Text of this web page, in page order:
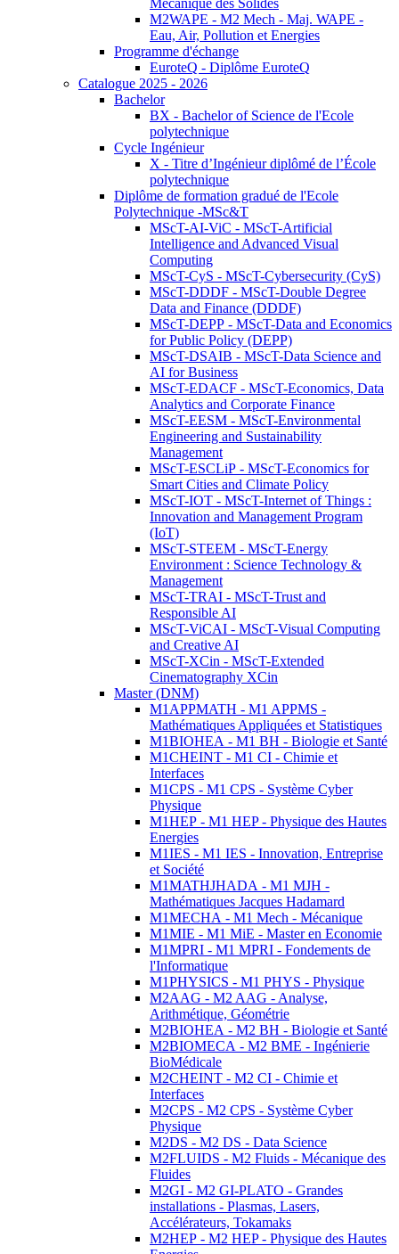
Mecanique des Solides
M2WAPE - M2 Mech - Maj. WAPE -
Eau, Air, Pollution et Energies
Programme d'échange
EuroteQ - Diplôme EuroteQ
Catalogue 2025 - 2026
Bachelor
BX - Bachelor of Science de l'Ecole
polytechnique
Cycle Ingénieur
X - Titre d’Ingénieur diplômé de l’École
polytechnique
Diplôme de formation gradué de l'Ecole
Polytechnique -MSc&T
MScT-AI-ViC - MScT-Artificial
Intelligence and Advanced Visual
Computing
MScT-CyS - MScT-Cybersecurity (CyS)
MScT-DDDF - MScT-Double Degree
Data and Finance (DDDF)
MScT-DEPP - MScT-Data and Economics
for Public Policy (DEPP)
MScT-DSAIB - MScT-Data Science and
AI for Business
MScT-EDACF - MScT-Economics, Data
Analytics and Corporate Finance
MScT-EESM - MScT-Environmental
Engineering and Sustainability
Management
MScT-ESCLiP - MScT-Economics for
Smart Cities and Climate Policy
MScT-IOT - MScT-Internet of Things :
Innovation and Management Program
(IoT)
MScT-STEEM - MScT-Energy
Environment : Science Technology &
Management
MScT-TRAI - MScT-Trust and
Responsible AI
MScT-ViCAI - MScT-Visual Computing
and Creative AI
MScT-XCin - MScT-Extended
Cinematography XCin
Master (DNM)
M1APPMATH - M1 APPMS -
Mathématiques Appliquées et Statistiques
M1BIOHEA - M1 BH - Biologie et Santé
M1CHEINT - M1 CI - Chimie et
Interfaces
M1CPS - M1 CPS - Système Cyber
Physique
M1HEP - M1 HEP - Physique des Hautes
Energies
M1IES - M1 IES - Innovation, Entreprise
et Société
M1MATHJHADA - M1 MJH -
Mathématiques Jacques Hadamard
M1MECHA - M1 Mech - Mécanique
M1MIE - M1 MiE - Master en Economie
M1MPRI - M1 MPRI - Fondements de
l'Informatique
M1PHYSICS - M1 PHYS - Physique
M2AAG - M2 AAG - Analyse,
Arithmétique, Géométrie
M2BIOHEA - M2 BH - Biologie et Santé
M2BIOMECA - M2 BME - Ingénierie
BioMédicale
M2CHEINT - M2 CI - Chimie et
Interfaces
M2CPS - M2 CPS - Système Cyber
Physique
M2DS - M2 DS - Data Science
M2FLUIDS - M2 Fluids - Mécanique des
Fluides
M2GI - M2 GI-PLATO - Grandes
installations - Plasmas, Lasers,
Accélérateurs, Tokamaks
M2HEP - M2 HEP - Physique des Hautes